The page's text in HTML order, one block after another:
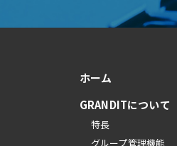
ホーム
GRANDITについて
特長
グループ管理機能